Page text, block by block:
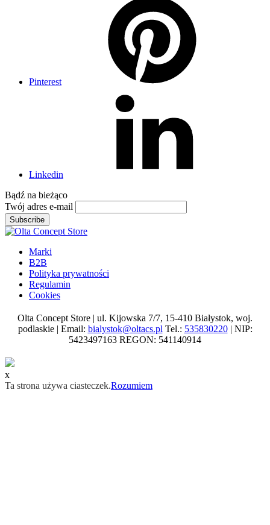
Pinterest
Linkedin
Bądź na bieżąco
Twój adres e-mail
Subscribe
Marki
B2B
Polityka prywatności
Regulamin
Cookies
Olta Concept Store | ul. Kijowska 7/7, 15-410 Białystok, woj.
podlaskie | Email: bialystok@oltacs.pl Tel.: 535830220| NIP:
5423497163 REGON: 541140914
x
Ta strona używa ciasteczek.Rozumiem